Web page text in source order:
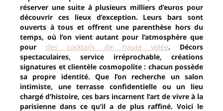
réserver une suite à plusieurs milliers d’euros pour
découvrir ces lieux d’exception. Leurs bars sont
ouverts à tous et offrent une parenthèse hors du
temps, où l’on vient autant pour l’atmosphère que
pour des cocktails de haute volée. Décors
spectaculaires, service irréprochable, créations
signatures et clientèle cosmopolite : chacun possède
sa propre identité. Que l’on recherche un salon
intimiste, une terrasse confidentielle ou un lieu
chargé d’histoire, ces bars incarnent l’art de vivre à la
parisienne dans ce qu’il a de plus raffiné. Voici le